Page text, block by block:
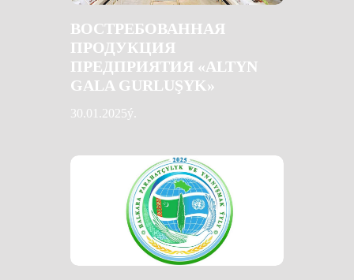
ВОСТРЕБОВАННАЯ
ПРОДУКЦИЯ
ПРЕДПРИЯТИЯ «ALTYN
GALA GURLUŞYK»
30.01.2025ý.